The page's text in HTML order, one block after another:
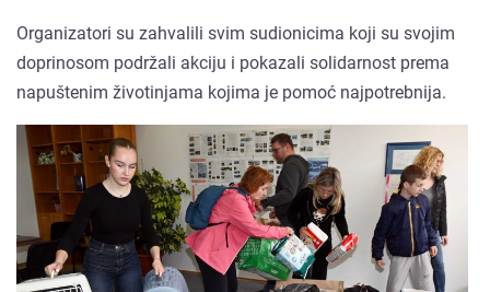
Organizatori su zahvalili svim sudionicima koji su svojim
doprinosom podržali akciju i pokazali solidarnost prema
napuštenim životinjama kojima je pomoć najpotrebnija.